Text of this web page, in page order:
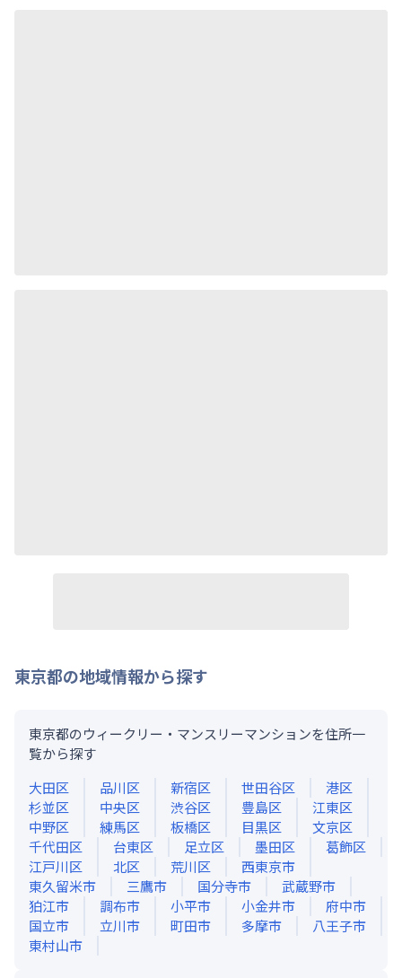
東京都の地域情報から探す
東京都のウィークリー・マンスリーマンションを住所一
覧から探す
大田区
品川区 新宿区 世田谷区
港区
杉並区
中央区 渋谷区 豊島区
江東区
中野区
練馬区 板橋区 目黒区
文京区
千代田区
台東区 足立区 墨田区
葛飾区
江戸川区
北区 荒川区
西東京市
東久留米市
三鷹市 国分寺市
武蔵野市
狛江市
調布市 小平市 小金井市
府中市
国立市
立川市 町田市 多摩市
八王子市
東村山市